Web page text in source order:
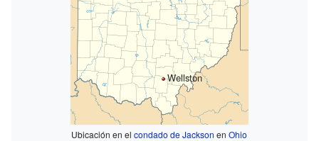
Wellston
Ubicación en elcondado de Jackson enOhio